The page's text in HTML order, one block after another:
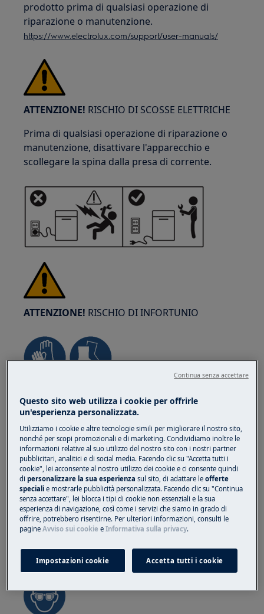
prodotto prima di qualsiasi operazione di
riparazione o manutenzione.
https://www.electrolux.com/support/user-manuals/
ATTENZIONE! RISCHIO DI SCOSSE ELETTRICHE
Prima di qualsiasi operazione di riparazione o
manutenzione, disattivare l'apparecchio e
scollegare la spina dalla presa di corrente.
ATTENZIONE! RISCHIO DI INFORTUNIO
gli elettrodomestici. Per gli elettrodomestici
pesanti è più sicuro che siano due persone a
muoverli. Utilizzare sempre guanti da lavoro e
calzature di sicurezza. Indossare guanti da
lavoro in ogni momento per proteggersi dai
tagli dovuti ai bordi affilati.
ATTENZIONE!RISCHIO DI LESIONI OCULARI
Questo sito web utilizza i cookie per offrirle
un'esperienza personalizzata.
Utilizziamo i cookie e altre tecnologie simili per migliorare il nostro sito,
nonché per scopi promozionali e di marketing. Condividiamo inoltre le
informazioni relative al suo utilizzo del nostro sito con i nostri partner
pubblicitari, analitici e di social media. Facendo clic su "Accetta tutti i
cookie", lei acconsente al nostro utilizzo dei cookie e ci consente quindi
dipersonalizzare la sua esperienza sul sito, di adattare leofferte
speciali e mostrarle pubblicità personalizzata. Facendo clic su "Continua
senza accettare", lei blocca i tipi di cookie non essenziali e la sua
esperienza di navigazione, così come i servizi che siamo in grado di
offrire, potrebbero risentirne. Per ulteriori informazioni, consulti le
pagineAvviso sui cookie eInformativa sulla privacy.
Impostazioni cookie Accetta tutti i cookie
Continua senza accettare